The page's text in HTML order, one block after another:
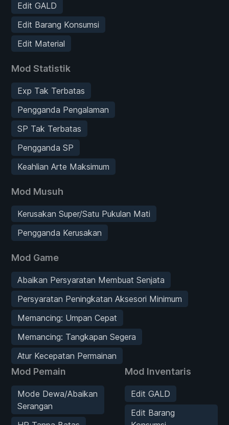
Edit GALD
Edit Barang Konsumsi
Edit Material
Mod Statistik
Exp Tak Terbatas
Pengganda Pengalaman
SP Tak Terbatas
Pengganda SP
Keahlian Arte Maksimum
Mod Musuh
Kerusakan Super/Satu Pukulan Mati
Pengganda Kerusakan
Mod Game
Abaikan Persyaratan Membuat Senjata
Persyaratan Peningkatan Aksesori Minimum
Memancing: Umpan Cepat
Memancing: Tangkapan Segera
Atur Kecepatan Permainan
Mod Pemain
Mode Dewa/Abaikan
Serangan
Mod Inventaris
Edit GALD
Edit Barang